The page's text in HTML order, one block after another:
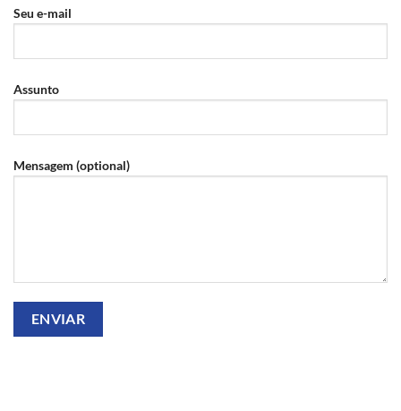
Seu e-mail
Assunto
Mensagem (optional)